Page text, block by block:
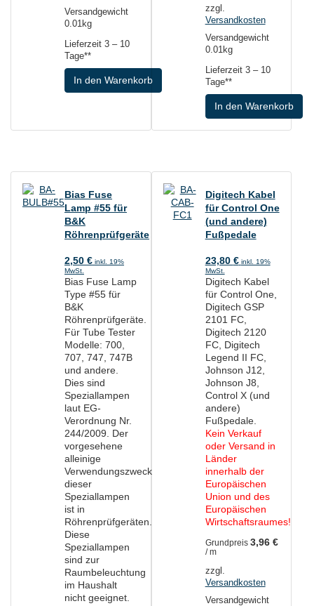
Versandgewicht
0.01kg
Lieferzeit 3 – 10
Tage**
In den Warenkorb
zzgl.
Versandkosten
Versandgewicht
0.01kg
Lieferzeit 3 – 10
Tage**
In den Warenkorb
Bias Fuse
Lamp #55 für
B&K
Röhrenprüfgeräte
2,50 € inkl. 19%
MwSt.
Bias Fuse Lamp
Type #55 für
B&K
Röhrenprüfgeräte.
Für Tube Tester
Modelle: 700,
707, 747, 747B
und andere.
Dies sind
Speziallampen
laut EG-
Verordnung Nr.
244/2009. Der
vorgesehene
alleinige
Verwendungszweck
dieser
Speziallampen
ist in
Röhrenprüfgeräten.
Diese
Speziallampen
sind zur
Raumbeleuchtung
im Haushalt
nicht geeignet.
Digitech Kabel
für Control One
(und andere)
Fußpedale
23,80 € inkl. 19%
MwSt.
Digitech Kabel
für Control One,
Digitech GSP
2101 FC,
Digitech 2120
FC, Digitech
Legend II FC,
Johnson J12,
Johnson J8,
Control X (und
andere)
Fußpedale.
Kein Verkauf
oder Versand in
Länder
innerhalb der
Europäischen
Union und des
Europäischen
Wirtschaftsraumes!
Grundpreis 3,96 €
/m
zzgl.
Versandkosten
Versandgewicht